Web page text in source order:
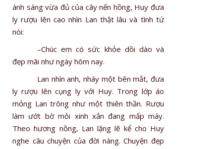
ánh sáng vừa đủ của cây nến hồng, Huy đưa
ly rượu lên cao nhìn Lan thật lâu và tình tứ
nói:
–Chúc em có sức khỏe dồi dào và
đẹp mãi như ngày hôm nay.
Lan nhìn anh, nháy một bên mắt, đưa
ly rượu lên cụng ly với Huy. Trong lớp áo
mỏng Lan trông như một thiên thần. Rượu
làm ướt bờ môi xinh xắn đang mấp máy.
Theo hương nồng, Lan lặng lẽ kể cho Huy
nghe câu chuyện của đời nàng. Chuyện đẹp